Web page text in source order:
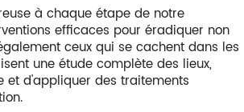
à chaque étape de notre
efficaces pour éradiquer non
ceux qui se cachent dans les
une étude complète des lieux,
et d'appliquer des traitements